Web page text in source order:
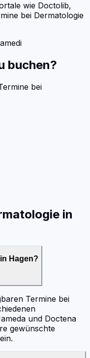
wie Doctolib,
bei Dermatologie
buchen?
bei
in
Hagen?
Termine bei
und Doctena
gewünschte